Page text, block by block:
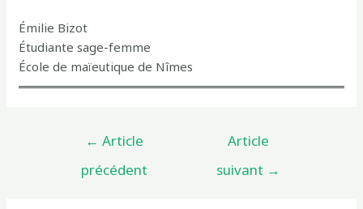
Émilie Bizot
Étudiante sage-femme
École de maïeutique de Nîmes
Navigation
l’article
← Article
précédent
Article
suivant →